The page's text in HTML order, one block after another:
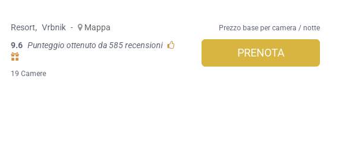
Resort, Vrbnik -
Mappa
9.6 Punteggio ottenuto da 585 recensioni
19 Camere
Prezzo base per camera / notte
PRENOTA